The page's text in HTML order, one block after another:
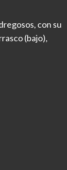
con su
(bajo),